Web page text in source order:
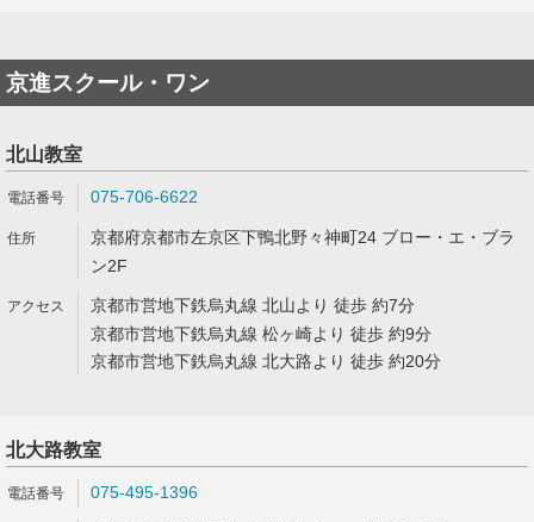
京進スクール・ワン
北山教室
075-706-6622
京都府京都市左京区下鴨北野々神町24 ブロー・エ・ブラ
ン2F
京都市営地下鉄烏丸線 北山より 徒歩 約7分
京都市営地下鉄烏丸線 松ヶ崎より 徒歩 約9分
京都市営地下鉄烏丸線 北大路より 徒歩 約20分
北大路教室
075-495-1396